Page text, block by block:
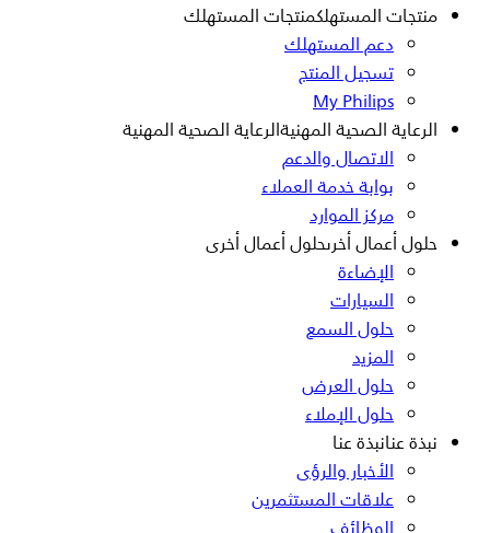
منتجات المستهلكمنتجات المستهلك
دعم المستهلك
تسجيل المنتج
My Philips
الرعاية الصحية المهنيةالرعاية الصحية المهنية
الاتصال والدعم
بوابة خدمة العملاء
مركز الموارد
حلول أعمال أخرىحلول أعمال أخرى
الإضاءة
السيارات
حلول السمع
المزيد
حلول العرض
حلول الإملاء
نبذة عنانبذة عنا
الأخبار والرؤى
علاقات المستثمرين